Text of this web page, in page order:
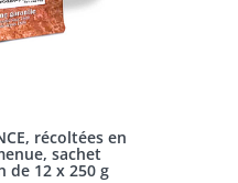
récoltées en
sachet
de 12 x 250 g